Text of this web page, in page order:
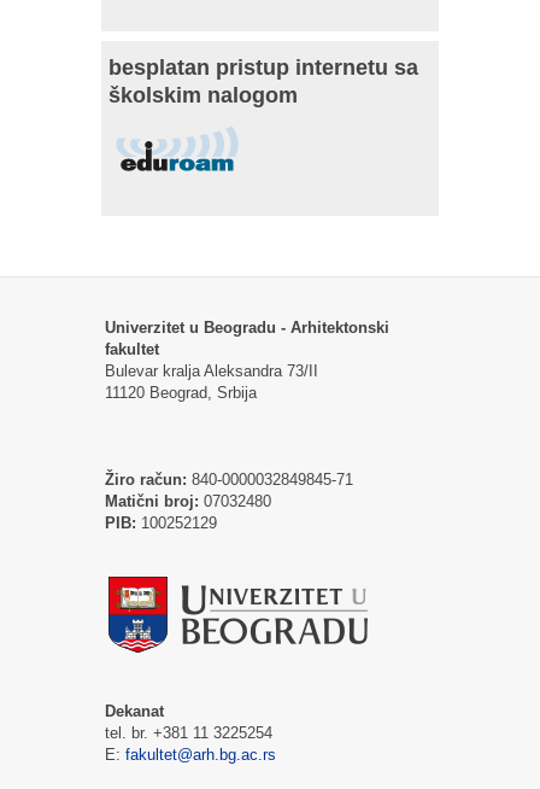
besplatan pristup internetu sa
školskim nalogom
Univerzitet u Beogradu - Arhitektonski
fakultet
Bulevar kralja Aleksandra 73/II
11120 Beograd, Srbija
Žiro račun: 840-0000032849845-71
Matični broj: 07032480
PIB: 100252129
Dekanat
tel. br. +381 11 3225254
E: fakultet@arh.bg.ac.rs